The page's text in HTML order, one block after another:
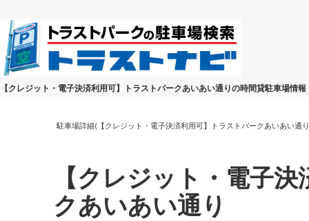
【クレジット・電子決済利用可】トラストパークあいあい通りの時間貸駐車場情
駐車場詳細(【クレジット・電子決済利用可】トラストパークあいあい通
【クレジット・電子
クあいあい通り